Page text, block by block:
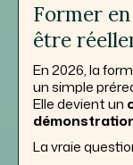
Former
être
En 2026, la
un simple
Elle devient un
La vraie